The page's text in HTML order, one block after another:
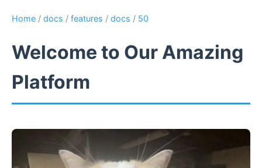
Home / docs / features / docs / 50
Welcome to Our Amazing
Platform